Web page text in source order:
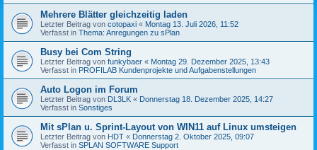
Mehrere Blätter gleichzeitig laden
Letzter Beitrag von cotopaxi « Montag 13. Juli 2026, 11:52
Verfasst in Thema: Anregungen zu sPlan
Busy bei Com String
Letzter Beitrag von funkybaer « Montag 29. Dezember 2025, 13:43
Verfasst in PROFILAB Kundenprojekte und Aufgabenstellungen
Auto Logon im Forum
Letzter Beitrag von DL3LK « Donnerstag 18. Dezember 2025, 14:27
Verfasst in Sonstiges
Mit sPlan u. Sprint-Layout von WIN11 auf Linux umsteigen
Letzter Beitrag von HDT « Donnerstag 2. Oktober 2025, 09:07
Verfasst in SPLAN SOFTWARE Support